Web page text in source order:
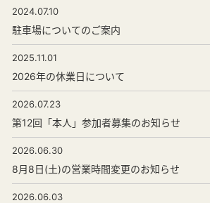
2024.07.10
駐車場についてのご案内
2025.11.01
2026年の休業日について
2026.07.23
第12回「本人」参加者募集のお知らせ
2026.06.30
8月8日(土)の営業時間変更のお知らせ
2026.06.03